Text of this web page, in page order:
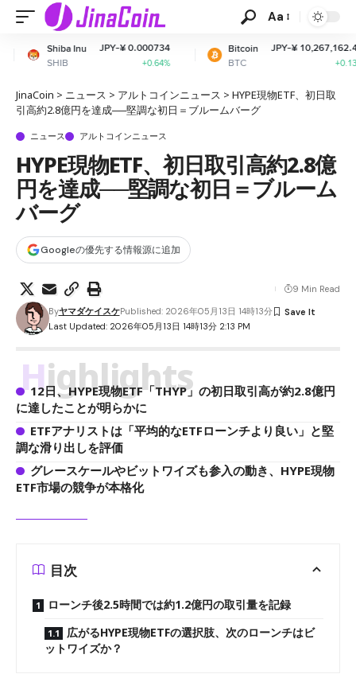
Aa
JPY-¥ 0.000734
+0.64%
Bitcoin
BTC
JPY-¥ 10,267,162.49
ETH
JinaCoin > ニュース > アルトコインニュース > HYPE現物ETF、初日取
引高約2.8億円を達成──堅調な初日＝ブルームバーグ
ニュース アルトコインニュース
HYPE現物ETF、初日取引高約2.8億
円を達成──堅調な初日＝ブルーム
バーグ
Googleの優先する情報源に追加
Last Updated: 2026年05月13日 14時13分 2:13 PM
ByヤマダケイスケPublished: 2026年05月13日 14時13分
9 Min Read
Highlights
12日、HYPE現物ETF「THYP」の初日取引高が約2.8億円
に達したことが明らかに
ETFアナリストは「平均的なETFローンチより良い」と堅
調な滑り出しを評価
グレースケールやビットワイズも参入の動き、HYPE現物
ETF市場の競争が本格化
目次
ローンチ後2.5時間では約1.2億円の取引量を記録
広がるHYPE現物ETFの選択肢、次のローンチはビ
ットワイズか？